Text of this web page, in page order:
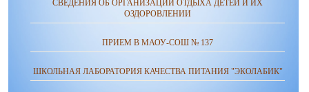
СВЕДЕНИЯ ОБ ОРГАНИЗАЦИИ ОТДЫХА ДЕТЕЙ И ИХ
ОЗДОРОВЛЕНИИ
ПРИЕМ В МАОУ-СОШ № 137
ШКОЛЬНАЯ ЛАБОРАТОРИЯ КАЧЕСТВА ПИТАНИЯ "ЭКОЛАБИК"